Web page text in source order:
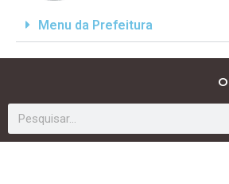
Menu da Prefeitura